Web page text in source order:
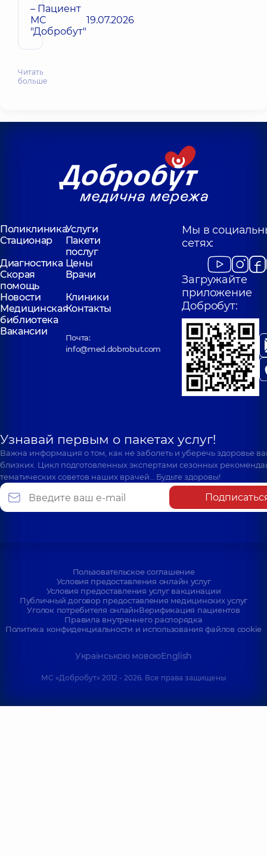
– Пациент
МС
"Добробут"
19.07.2026
Читать
больше
ПоликлиникаУслуги
Стационар
Пакети
послуг
Диагностика Цены
Скорая
помощь
Врачи
Новости
Клиники
Медицинская
библиотека
Контакты
Вакансии
Почта:
info@med.dobrobut.com
Мы в
сетях:
Загружайте
приложение
Добробут:
Узнавай первым о пакетах услуг!
Важна информация о том, как не заболеть и уберечь здоровье
близких. Цикл подготовленных экспертами сезонных
тематических советов наших врачей… Будьте здоровы!
Пользовательское соглашение
Условия предоставления онлайн услуг
Условия предоставления услуг вакцинации
Публичный договор предоставления медицинских услуг
Уголок потребителя онлайнВерификация пациентов
Правила внутреннего распорядка
Политика конфиденциальности и использования файлов cookie
Українською мовоюEnglish
МС «Добробут» 2012 - 2026. Все права защищены